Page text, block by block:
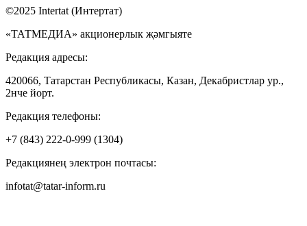
©2025 Intertat (Интертат)
«ТАТМЕДИА» акционерлык җәмгыяте
Редакция адресы:
420066, Татарстан Республикасы, Казан, Декабристлар ур.,
2нче йорт.
Редакция телефоны:
+7 (843) 222-0-999 (1304)
Редакциянең электрон почтасы:
infotat@tatar-inform.ru